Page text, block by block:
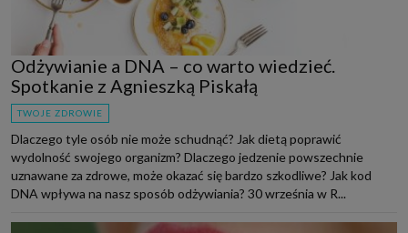
Odżywianie a DNA – co warto wiedzieć.
Spotkanie z Agnieszką Piskałą
TWOJE ZDROWIE
Dlaczego tyle osób nie może schudnąć? Jak dietą poprawić
wydolność swojego organizm? Dlaczego jedzenie powszechnie
uznawane za zdrowe, może okazać się bardzo szkodliwe? Jak kod
DNA wpływa na nasz sposób odżywiania? 30 września w R...